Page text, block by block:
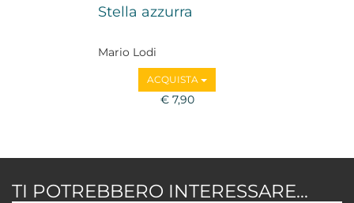
Stella azzurra
Mario Lodi
ACQUISTA
€ 7,90
TI POTREBBERO INTERESSARE...